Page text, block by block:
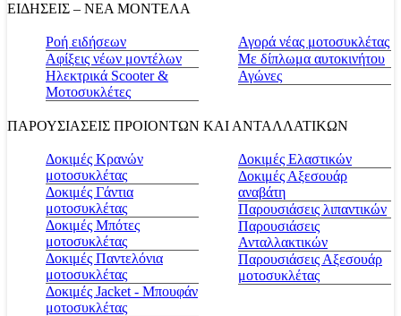
ΕΙΔΗΣΕΙΣ – ΝΕΑ ΜΟΝΤΕΛΑ
Ροή ειδήσεων
Αφίξεις νέων μοντέλων
Ηλεκτρικά Scooter &
Μοτοσυκλέτες
Αγορά νέας μοτοσυκλέτας
Με δίπλωμα αυτοκινήτου
Αγώνες
ΠΑΡΟΥΣΙΑΣΕΙΣ ΠΡΟΙΟΝΤΩΝ ΚΑΙ ΑΝΤΑΛΛΑΤΙΚΩΝ
Δοκιμές Κρανών
μοτοσυκλέτας
Δοκιμές Γάντια
μοτοσυκλέτας
Δοκιμές Μπότες
μοτοσυκλέτας
Δοκιμές Παντελόνια
μοτοσυκλέτας
Δοκιμές Jacket - Μπουφάν
μοτοσυκλέτας
Δοκιμές Ελαστικών
Δοκιμές Αξεσουάρ
αναβάτη
Παρουσιάσεις λιπαντικών
Παρουσιάσεις
Ανταλλακτικών
Παρουσιάσεις Αξεσουάρ
μοτοσυκλέτας